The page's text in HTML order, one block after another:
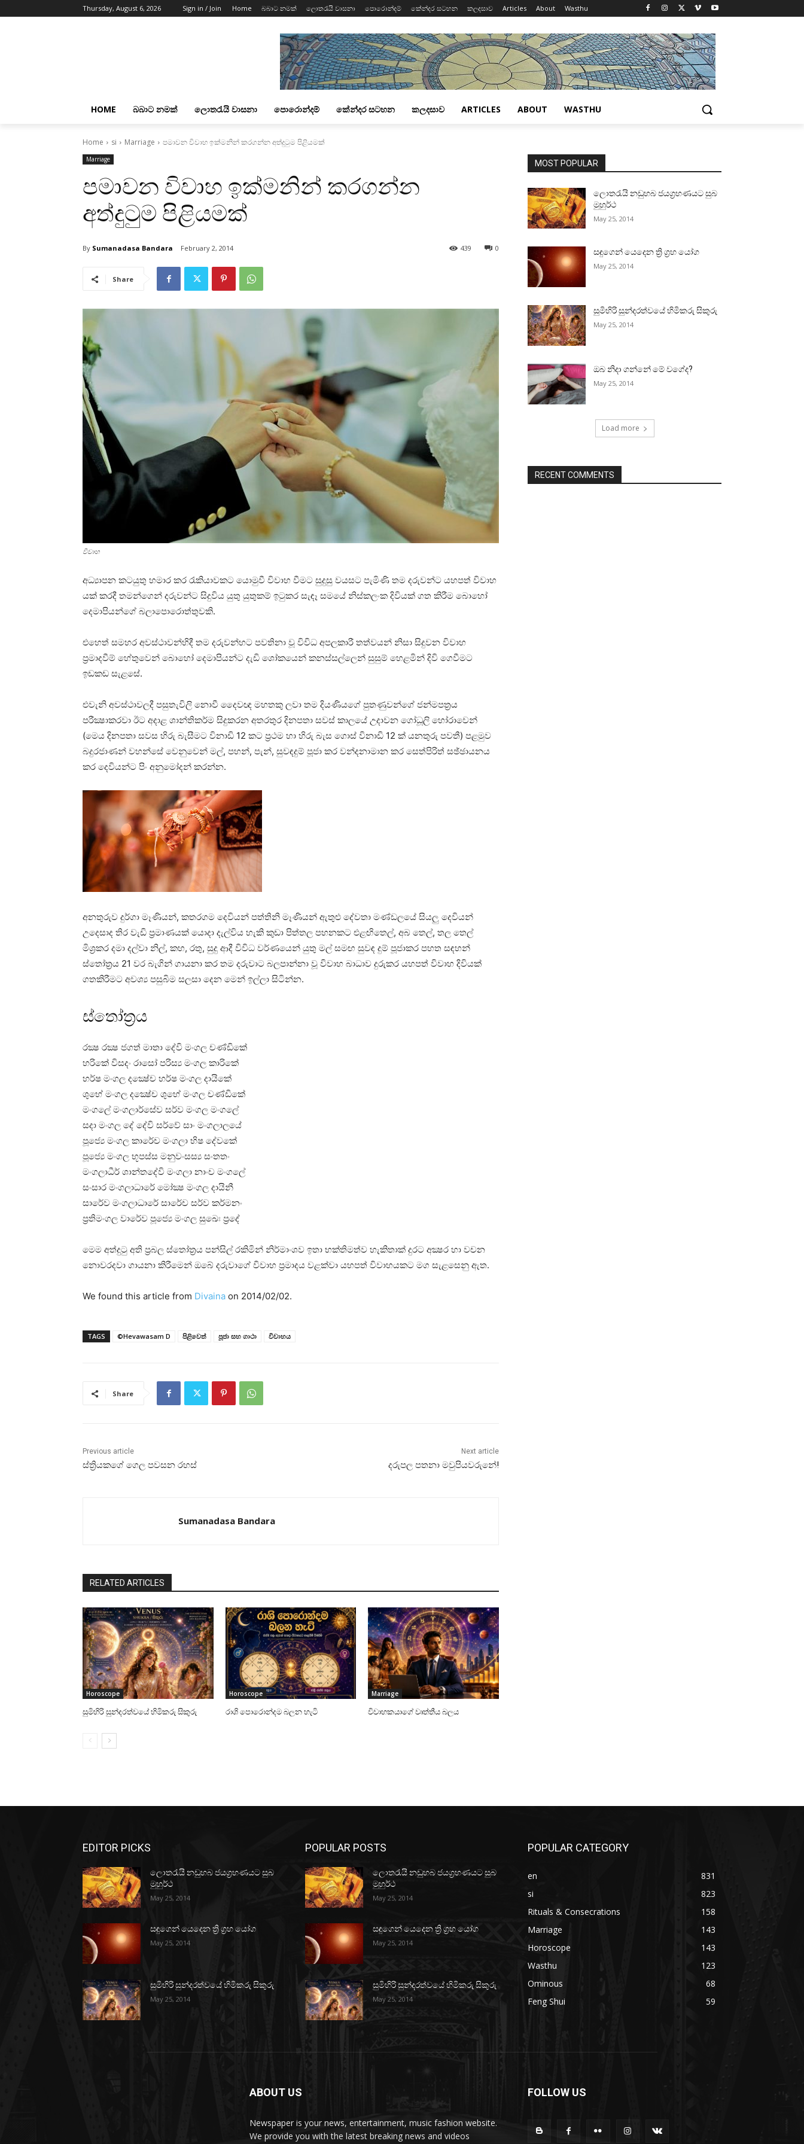
Thursday, August 6, 2026 Sign in / Join Home බබාට නමක් ලොතරැයි වාසනා පොරොන්දම් කේන්දර සටහන කලදසාව Articles About Wasthu
HOME බබාට නමක් ලොතරැයි වාසනා පොරොන්දම් කේන්දර සටහන කලදසාව ARTICLES ABOUT WASTHU
Home si Marriage පමාවන විවාහ ඉක්‌මනින් කරගන්න අත්දුටුම පිළියමක්‌
Marriage
පමාවන විවාහ ඉක්‌මනින් කරගන්න
අත්දුටුම පිළියමක්‌
By Sumanadasa Bandara February 2, 2014 0
439
Share
විවාහ
අධ්‍යාපන කටයුතු හමාර කර රැකියාවකට යොමුවී විවාහ වීමට සුදුසු වයසට පැමිණි තම දරුවන්ට යහපත් විවාහ
යක්‌ කරදී තමන්ගෙන් දරුවන්ට සිදුවිය යුතු යුතුකම් ඉටුකර සැඳෑ සමයේ නිස්‌කලංක දිවියක්‌ ගත කිරීම බොහෝ
දෙමාපියන්ගේ බලාපොරොත්තුවකි.
එහෙත් සමහර අවස්‌ථාවන්හිදී තම දරුවන්හට පවතිනා වූ විවිධ අපලකාරී තත්වයන් නිසා සිදුවන විවාහ
ප්‍රමාදවීම් හේතුවෙන් බොහෝ දෙමාපියන්ට දැඩි ශෝකයෙන් කනස්‌සල්ලෙන් සුසුම් හෙළමින් දිවි ගෙවීමට
ඉඩකඩ සැළසේ.
එවැනි අවස්‌ථාවලදී පසුතැවිලි නොවී දෛවඥ මහතකු ලවා තම දියණියගේ පුතණුවන්ගේ ජන්මපත්‍රය
පරීක්‍ෂාකරවා ඊට අදාළ ශාන්තිකර්ම සිදුකරන අතරතුර දිනපතා සවස්‌ කාලයේ උදාවන ගෝධූලි හෝරාවෙන්
(මෙය දිනපතා සවස හිරු බැසීමට විනාඩි 12 කට ප්‍රථම හා හිරු බැස ගොස්‌ විනාඩි 12 ක්‌ යනතුරු පවතී) පළමුව
බදුරජාණන් වහන්සේ වෙනුවෙන් මල්, පහන්, පැන්, සුවඳදුම් පූජා කර වන්දනාමාන කර සෙත්පිරිත් සඡ්ඡායනය
කර දෙවියන්ට පිං අනුමෝදන් කරන්න.
අනතුරුව දුර්ගා මෑණියන්, කතරගම දෙවියන් පත්තිනි මෑණියන් ඇතුළු දේවතා මණ්‌ඩලයේ සියලු දෙවියන්
උදෙසාද තිර වැඩි ප්‍රමාණයක්‌ යොදා දැල්විය හැකි කුඩා පිත්තල පහනකට එළඟිතෙල්, අබ තෙල්, තල තෙල්
මිශ්‍රකර දමා දල්වා නිල්, කහ, රතු, සුදු ආදී විවිධ වර්ණයෙන් යුතු මල් සමඟ සුවඳ දුම් පූජාකර පහත සඳහන්
ස්‌තෝත්‍රය 21 වර බැගින් ගායනා කර තම දරුවාට බලපාන්නා වූ විවාහ බාධාව දුරුකර යහපත් විවාහ දිවියක්‌
ගතකිරීමට අවශ්‍ය පසුබිම සලසා දෙන මෙන් ඉල්ලා සිටින්න.
ස්‌තෝත්‍රය
රක්‍ෂ රක්‍ෂ ජගත් මාතා දේවි මංගල චණ්‌ඩිකේ
හරිකේ විසදං රාසෝ පරිස්‍ය මංගල කාරිකේ
හර්ෂ මංගල දක්‍ෂේච හර්ෂ මංගල දායිකේ
ශුභේ මංගල දක්‍ෂේච ශුභේ මංගල චණ්‌ඩිකේ
මංගලේ මංගලාර්සේව සර්ව මංගල මංගලේ
සදා මංගල දේ දේවි සර්වේ සාං මංගලාලයේ
පූජ්‍යෙ මංගල කාරේච මංගලා භිෂ දේවකේ
පූජ්‍යෙ මංගල භූපස්‌ස මනුවංසස්‍ය සංතතං
මංගලාධීර් ශාන්තදේවි මංගලා නාංච මංගලේ
සංසාර මංගලාධාරේ මෝක්‍ෂ මංගල දායිනී
සාරේව මංගලාධාරේ සාරේච සර්ව කර්මනං
ප්‍රතිමංගල වාරේව පූජ්‍යෙ මංගල සුඛෙඃ ප්‍රදේ
මෙම අත්දුටු අති ප්‍රබල ස්‌තෝත්‍රය පන්සිල් රකිමින් නිර්මාංශව ඉතා භක්‌තිමත්ව හැකිතාක්‌ දුරට අක්‍ෂර හා වචන
නොවරදවා ගායනා කිරීමෙන් ඔබේ දරුවාගේ විවාහ ප්‍රමාදය වළක්‌වා යහපත් විවාහයකට මග සැළසෙනු ඇත.
We found this article from Divaina on 2014/02/02.
TAGS ©Hevawasam D පිළිවෙත් පූජා සහ ගාථා විවාහය
Share
Previous article
ස්‌ත්‍රියකගේ ගෙල පවසන රහස්‌
Next article
දරුපල පතනා මවුපියවරුනේ!
Sumanadasa Bandara
RELATED ARTICLES
Horoscope
සුමිහිරි සුන්දරත්වයේ හිමිකරු සිකුරු
Horoscope
රාශි පොරොන්දම බලන හැටි
Marriage
විවාහකයාගේ වෘත්තීය බලය
MOST POPULAR
ලොතරැයි නඩුහබ ජයග්‍රහණයට සුබ
මුහුර්ථ
May 25, 2014
සඳුගෙන් යෙදෙන ත්‍රි ග්‍රහ යෝග
May 25, 2014
සුමිහිරි සුන්දරත්වයේ හිමිකරු සිකුරු
May 25, 2014
ඔබ නිදා ගන්නේ මේ වගේද?
May 25, 2014
Load more
RECENT COMMENTS
EDITOR PICKS
ලොතරැයි නඩුහබ ජයග්‍රහණයට සුබ
මුහුර්ථ
May 25, 2014
සඳුගෙන් යෙදෙන ත්‍රි ග්‍රහ යෝග
May 25, 2014
සුමිහිරි සුන්දරත්වයේ හිමිකරු සිකුරු
May 25, 2014
POPULAR POSTS
ලොතරැයි නඩුහබ ජයග්‍රහණයට සුබ
මුහුර්ථ
May 25, 2014
සඳුගෙන් යෙදෙන ත්‍රි ග්‍රහ යෝග
May 25, 2014
සුමිහිරි සුන්දරත්වයේ හිමිකරු සිකුරු
May 25, 2014
POPULAR CATEGORY
en
831
si
823
Rituals & Consecrations
158
Marriage
143
Horoscope
143
Wasthu
123
Ominous
68
Feng Shui
59
ABOUT US
Newspaper is your news, entertainment, music fashion website.
We provide you with the latest breaking news and videos
FOLLOW US